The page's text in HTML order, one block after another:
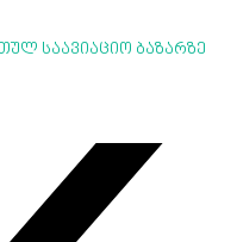
საავიაციო ბაზარზე